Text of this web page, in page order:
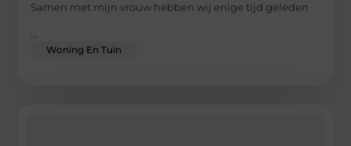
Samen met mijn vrouw hebben wij enige tijd geleden
Woning En Tuin